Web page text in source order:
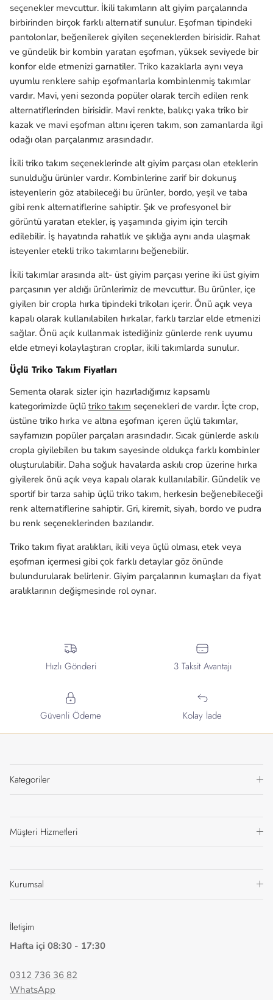
seçenekler mevcuttur. İkili takımların alt giyim parçalarında
birbirinden birçok farklı alternatif sunulur. Eşofman tipindeki
pantolonlar, beğenilerek giyilen seçeneklerden birisidir. Rahat
ve gündelik bir kombin yaratan eşofman, yüksek seviyede bir
konfor elde etmenizi garnatiler. Triko kazaklarla aynı veya
uyumlu renklere sahip eşofmanlarla kombinlenmiş takımlar
vardır. Mavi, yeni sezonda popüler olarak tercih edilen renk
alternatiflerinden birisidir. Mavi renkte, balıkçı yaka triko bir
kazak ve mavi eşofman altını içeren takım, son zamanlarda ilgi
odağı olan parçalarımız arasındadır.
İkili triko takım seçeneklerinde alt giyim parçası olan eteklerin
sunulduğu ürünler vardır. Kombinlerine zarif bir dokunuş
isteyenlerin göz atabileceği bu ürünler, bordo, yeşil ve taba
gibi renk alternatiflerine sahiptir. Şık ve profesyonel bir
görüntü yaratan etekler, iş yaşamında giyim için tercih
edilebilir. İş hayatında rahatlık ve şıklığa aynı anda ulaşmak
isteyenler etekli triko takımlarını beğenebilir.
İkili takımlar arasında alt- üst giyim parçası yerine iki üst giyim
parçasının yer aldığı ürünlerimiz de mevcuttur. Bu ürünler, içe
giyilen bir cropla hırka tipindeki trikoları içerir. Önü açık veya
kapalı olarak kullanılabilen hırkalar, farklı tarzlar elde etmenizi
sağlar. Önü açık kullanmak istediğiniz günlerde renk uyumu
elde etmeyi kolaylaştıran croplar, ikili takımlarda sunulur.
Üçlü Triko Takım Fiyatları
Sementa olarak sizler için hazırladığımız kapsamlı
kategorimizde üçlü triko takım seçenekleri de vardır. İçte crop,
üstüne triko hırka ve altına eşofman içeren üçlü takımlar,
sayfamızın popüler parçaları arasındadır. Sıcak günlerde askılı
cropla giyilebilen bu takım sayesinde oldukça farklı kombinler
oluşturulabilir. Daha soğuk havalarda askılı crop üzerine hırka
giyilerek önü açık veya kapalı olarak kullanılabilir. Gündelik ve
sportif bir tarza sahip üçlü triko takım, herkesin beğenebileceği
renk alternatiflerine sahiptir. Gri, kiremit, siyah, bordo ve pudra
bu renk seçeneklerinden bazılarıdır.
Triko takım fiyat aralıkları, ikili veya üçlü olması, etek veya
eşofman içermesi gibi çok farklı detaylar göz önünde
bulundurularak belirlenir. Giyim parçalarının kumaşları da fiyat
aralıklarının değişmesinde rol oynar.
Hızlı Gönderi 3 Taksit Avantajı
Güvenli Ödeme Kolay İade
Kategoriler
Müşteri Hizmetleri
Kurumsal
İletişim
Hafta içi 08:30 - 17:30
0312 736 36 82
WhatsApp